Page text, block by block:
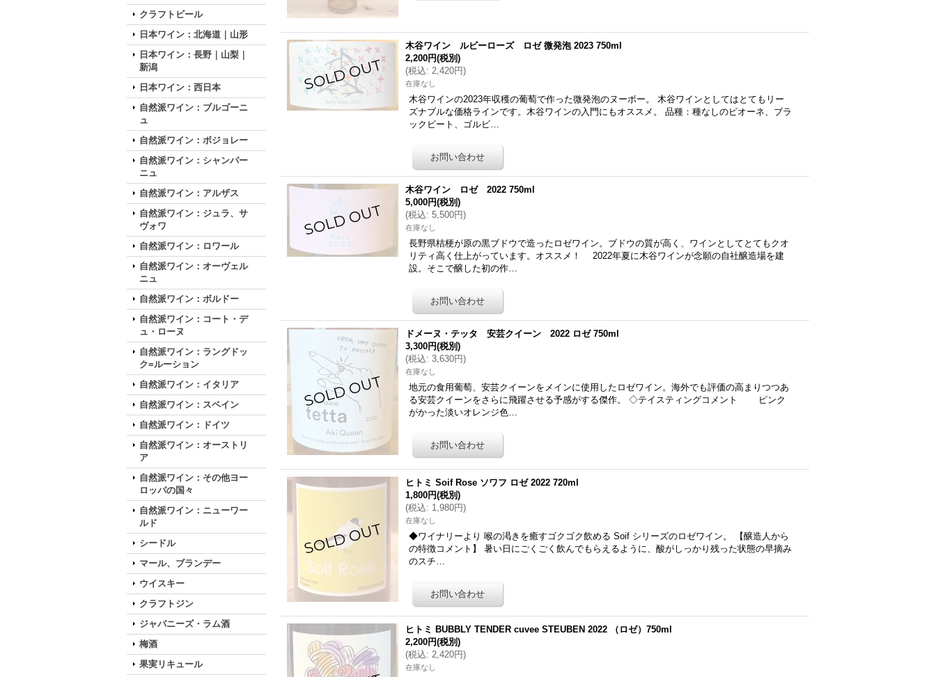
クラフトビール
日本ワイン：北海道｜山形
日本ワイン：長野｜山梨｜
新潟
日本ワイン：西日本
自然派ワイン：ブルゴーニ
ュ
自然派ワイン：ボジョレー
自然派ワイン：シャンパー
ニュ
自然派ワイン：アルザス
自然派ワイン：ジュラ、サ
ヴォワ
自然派ワイン：ロワール
自然派ワイン：オーヴェル
ニュ
自然派ワイン：ボルドー
自然派ワイン：コート・デ
ュ・ローヌ
自然派ワイン：ラングドッ
ク=ルーション
自然派ワイン：イタリア
自然派ワイン：スペイン
自然派ワイン：ドイツ
自然派ワイン：オーストリ
ア
自然派ワイン：その他ヨー
ロッパの国々
自然派ワイン：ニューワー
ルド
シードル
マール、ブランデー
ウイスキー
クラフトジン
ジャパニーズ・ラム酒
梅酒
果実リキュール
木谷ワイン ルビーローズ ロゼ 微発泡 2023 750ml
2,200円(税別)
(税込: 2,420円)
在庫なし
木谷ワインの2023年収穫の葡萄で作った微発泡のヌーボー。 木谷ワインとしてはとてもリー
ズナブルな価格ラインです。木谷ワインの入門にもオススメ。 品種：種なしのピオーネ、ブラ
ックビート、ゴルビ…
木谷ワイン ロゼ 2022 750ml
5,000円(税別)
(税込: 5,500円)
在庫なし
長野県桔梗が原の黒ブドウで造ったロゼワイン。ブドウの質が高く、ワインとしてとてもクオ
リティ高く仕上がっています。オススメ！ 2022年夏に木谷ワインが念願の自社醸造場を建
設。そこで醸した初の作…
ドメーヌ・テッタ 安芸クイーン 2022 ロゼ 750ml
3,300円(税別)
(税込: 3,630円)
在庫なし
地元の食用葡萄、安芸クイーンをメインに使用したロゼワイン。海外でも評価の高まりつつあ
る安芸クイーンをさらに飛躍させる予感がする傑作。 ◇テイスティングコメント ピンク
がかった淡いオレンジ色…
ヒトミ Soif Rose ソワフ ロゼ 2022 720ml
1,800円(税別)
(税込: 1,980円)
在庫なし
◆ワイナリーより 喉の渇きを癒すゴクゴク飲める Soif シリーズのロゼワイン。 【醸造人から
の特徴コメント】 暑い日にごくごく飲んでもらえるように、酸がしっかり残った状態の早摘み
のスチ…
ヒトミ BUBBLY TENDER cuvee STEUBEN 2022 （ロゼ）750ml
2,200円(税別)
(税込: 2,420円)
在庫なし